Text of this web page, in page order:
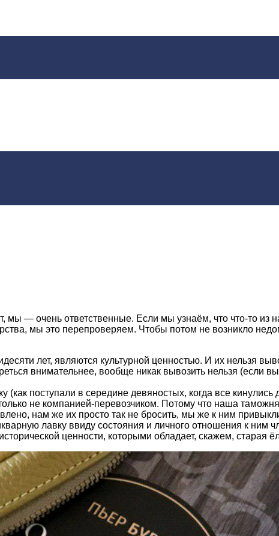
— очень ответственные. Если мы узнаём, что что-то из
мы это перепроверяем. Чтобы потом не возникло
лет, являются культурной ценностью. И их нельзя
внимательнее, вообще никак вывозить нельзя (если
(как поступали в середине девяностых, когда все
не компанией-перевозчиком. Потому что наша
нам же их просто так не бросить, мы же к ним
лавку ввиду состояния и личного отношения к ним
ценности, которыми обладает, скажем, старая